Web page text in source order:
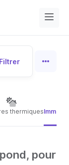
Filtrer
thermiques
pour